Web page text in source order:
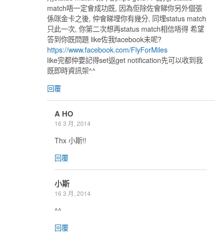
match唔一定會成功既, 因為佢除佐會睇你另外個張
係咪金卡之後, 仲會睇埋你有幾分, 同埋status match
只此一次, 你第二次想再status match相信唔得 希望
答到你既問題 like佐我facebook未呢?
https://www.facebook.com/FlyForMiles
like完都仲要記得set返get notification先可以收到我
既即時資訊架^^
回覆
A HO
16 3 月, 2014
Thx 小斯!!
回覆
小斯
16 3 月, 2014
^^
回覆